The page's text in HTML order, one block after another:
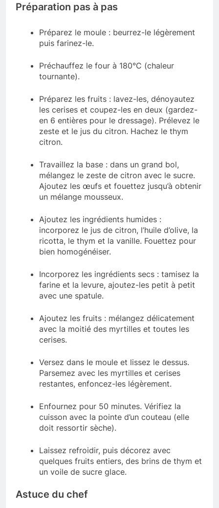
Préparation pas à pas
Préparez le moule : beurrez-le légèrement
puis farinez-le.
Préchauffez le four à 180°C (chaleur
tournante).
Préparez les fruits : lavez-les, dénoyautez
les cerises et coupez-les en deux (gardez-
en 6 entières pour le dressage). Prélevez le
zeste et le jus du citron. Hachez le thym
citron.
Travaillez la base : dans un grand bol,
mélangez le zeste de citron avec le sucre.
Ajoutez les œufs et fouettez jusqu’à obtenir
un mélange mousseux.
Ajoutez les ingrédients humides :
incorporez le jus de citron, l’huile d’olive, la
ricotta, le thym et la vanille. Fouettez pour
bien homogénéiser.
Incorporez les ingrédients secs : tamisez la
farine et la levure, ajoutez-les petit à petit
avec une spatule.
Ajoutez les fruits : mélangez délicatement
avec la moitié des myrtilles et toutes les
cerises.
Versez dans le moule et lissez le dessus.
Parsemez avec les myrtilles et cerises
restantes, enfoncez-les légèrement.
Enfournez pour 50 minutes. Vérifiez la
cuisson avec la pointe d’un couteau (elle
doit ressortir sèche).
Laissez refroidir, puis décorez avec
quelques fruits entiers, des brins de thym et
un voile de sucre glace.
Astuce du chef